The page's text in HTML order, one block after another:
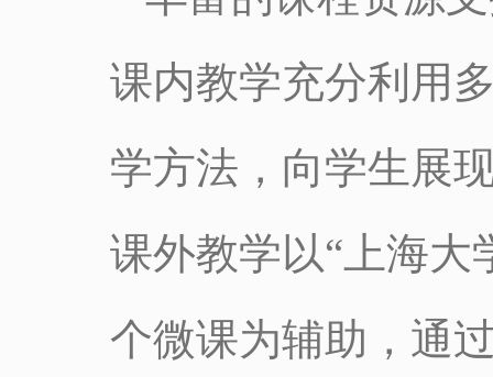
课内教学充分利用
学方法，向学生展
课外教学以“上海大
个微课为辅助，通